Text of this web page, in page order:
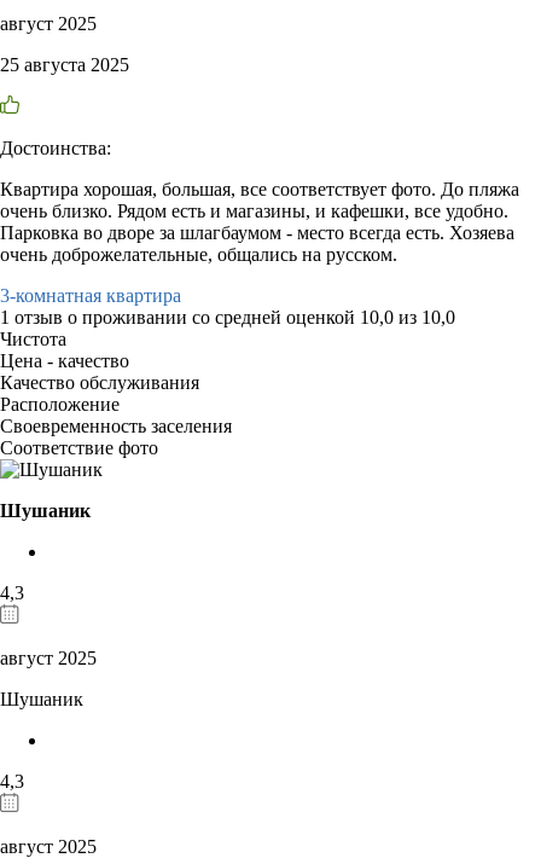
август 2025
25 августа 2025
Достоинства:
Квартира хорошая, большая, все соответствует фото. До пляжа
очень близко. Рядом есть и магазины, и кафешки, все удобно.
Парковка во дворе за шлагбаумом - место всегда есть. Хозяева
очень доброжелательные, общались на русском.
3-комнатная квартира
1 отзыв о проживании со средней оценкой 10,0 из 10,0
Чистота
Цена - качество
Качество обслуживания
Расположение
Своевременность заселения
Соответствие фото
Шушаник
4,3
август 2025
Шушаник
4,3
август 2025